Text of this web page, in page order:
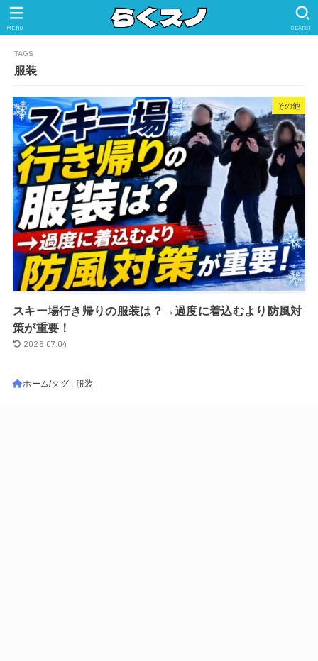
SEARCH
MENU
服装
その他
スキー場行き帰りの服装は？→過度に着込むより防風対
策が重要！
2026.07.04
ホーム タグ : 服装